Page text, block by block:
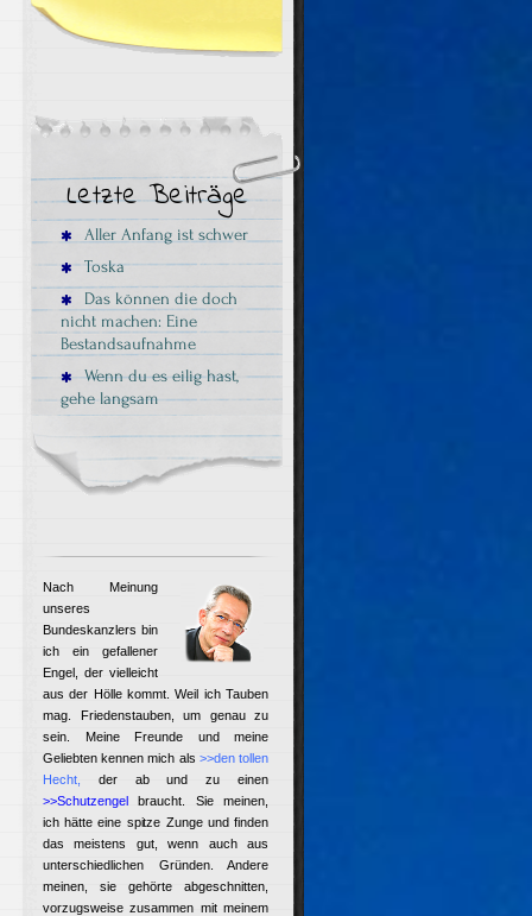
Letzte Beiträge
Aller Anfang ist schwer
Toska
Das können die doch
nicht machen: Eine
Bestandsaufnahme
Wenn du es eilig hast,
gehe langsam
Nach Meinung
unseres
Bundeskanzlers bin
ich ein gefallener
Engel, der vielleicht
aus der Hölle kommt. Weil ich Tauben
mag. Friedenstauben, um genau zu
sein. Meine Freunde und meine
Geliebten kennen mich als >>den tollen
Hecht
der ab und zu einen
>>Schutzengel braucht. Sie meinen,
ich hätte eine spitze Zunge und finden
das meistens gut, wenn auch aus
unterschiedlichen Gründen. Andere
meinen, sie gehörte abgeschnitten,
vorzugsweise zusammen mit meinem